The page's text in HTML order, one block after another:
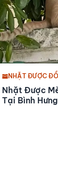
NHẶT ĐƯỢC
Nhặt Được
Tại Bình